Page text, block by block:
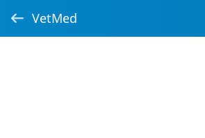
VetMed